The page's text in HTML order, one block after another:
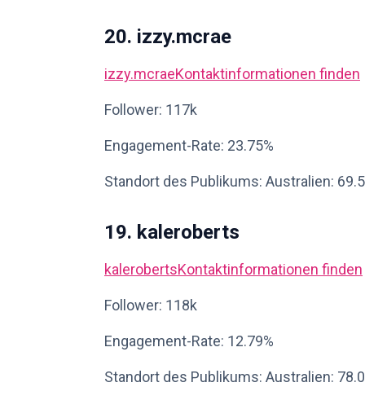
20. izzy.mcrae
izzy.mcraeKontaktinformationen finden
Follower: 117k
Engagement-Rate: 23.75%
Standort des Publikums: Australien:
19. kaleroberts
kalerobertsKontaktinformationen finden
Follower: 118k
Engagement-Rate: 12.79%
Standort des Publikums: Australien: